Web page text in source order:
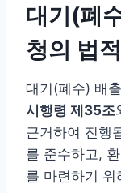
대기(폐
청의 법
대기(폐수) 배
시행령 제35조
근거하여 진행
를 준수하고,
를 마련하기 위